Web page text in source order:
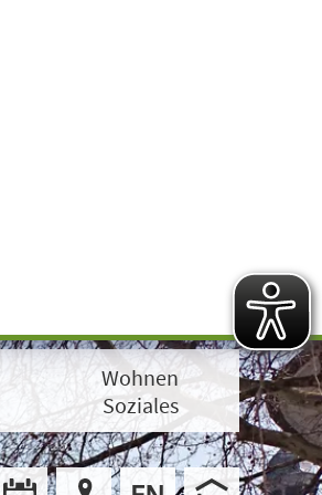
Wohnen
Soziales